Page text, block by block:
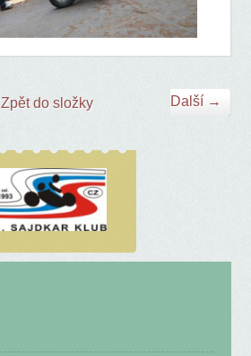
Další →
Zpět do složky